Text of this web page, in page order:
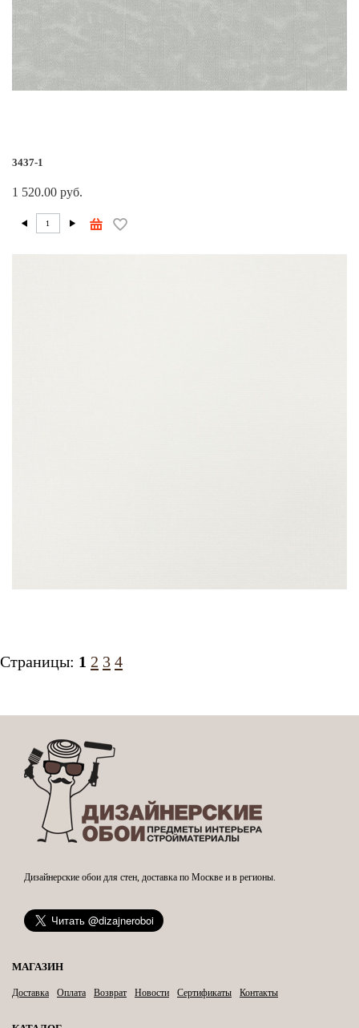
3437-1
1 520.00 руб.
Страницы: 1 2 3 4
Дизайнерские обои для стен, доставка по Москве и в регионы.
МАГАЗИН
Доставка Оплата Возврат Новости Сертификаты Контакты